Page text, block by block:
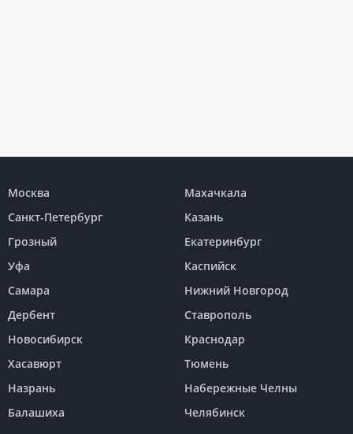
Москва
Махачкала
Санкт-Петербург
Казань
Грозный
Екатеринбург
Уфа
Каспийск
Самара
Нижний Новгород
Дербент
Ставрополь
Новосибирск
Краснодар
Хасавюрт
Тюмень
Назрань
Набережные Челны
Балашиха
Челябинск